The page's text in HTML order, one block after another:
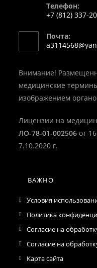
Телефон:
+7 (812) 337-
в
вашем
Почта:
Внимание!
медицинские
изображением
Лицензии на
ЛО-78-01-002506 от
7.10.2020 г.
ВАЖНО
Условия
Политика
Согласие на
Согласие на
Карта сайта